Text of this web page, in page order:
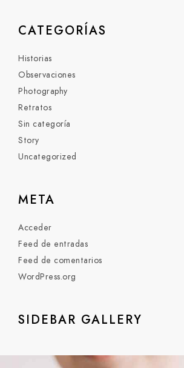
CATEGORÍAS
Historias
Observaciones
Photography
Retratos
Sin categoría
Story
Uncategorized
META
Acceder
Feed de entradas
Feed de comentarios
WordPress.org
SIDEBAR GALLERY